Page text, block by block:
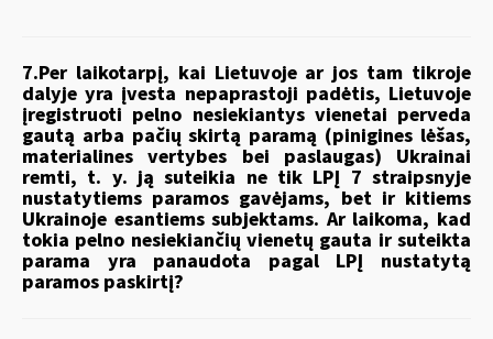
7.Per laikotarpį, kai Lietuvoje ar jos tam tikroje
dalyje yra įvesta nepaprastoji padėtis, Lietuvoje
įregistruoti pelno nesiekiantys vienetai perveda
gautą arba pačių skirtą paramą (pinigines lėšas,
materialines vertybes bei paslaugas) Ukrainai
remti, t. y. ją suteikia ne tik LPĮ 7 straipsnyje
nustatytiems paramos gavėjams, bet ir kitiems
Ukrainoje esantiems subjektams. Ar laikoma, kad
tokia pelno nesiekiančių vienetų gauta ir suteikta
parama yra panaudota pagal LPĮ nustatytą
paramos paskirtį?